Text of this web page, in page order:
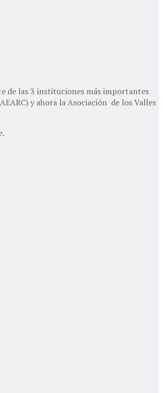
de las 3 instituciones más importantes
y ahora la Asociación de los Valles